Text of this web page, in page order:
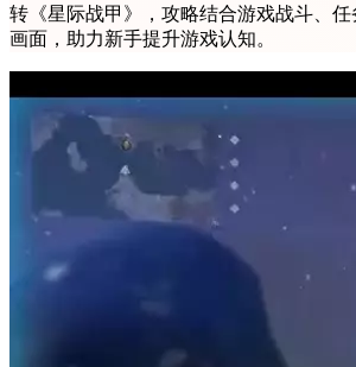
转《星际战甲》，攻略结合游戏战斗、
画面，助力新手提升游戏认知。